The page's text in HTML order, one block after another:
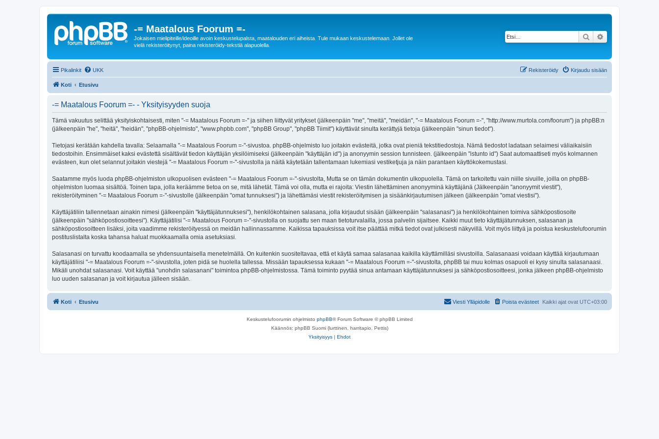
-= Maatalous Foorum =-
Jokaisen mielipiteille/ideoille avoin keskustelupalsta, maatalouden eri aiheista. Tule mukaan keskustelemaan. Jollet ole
vielä rekisteröitynyt, paina rekisteröidy-tekstiä alapuolella.
Etsi
Pikalinkit UKK Kirjaudu sisään
Rekisteröidy
Koti Etusivu
-= Maatalous Foorum =- - Yksityisyyden suoja
Tämä vakuutus selittää yksityiskohtaisesti, miten "-= Maatalous Foorum =-" ja siihen liittyvät yritykset (jälkeenpäin "me", "meitä", "meidän", "-= Maatalous Foorum =-", "http://www.murtola.com/foorum") ja phpBB:n
(jälkeenpäin "he", "heitä", "heidän", "phpBB-ohjelmisto", "www.phpbb.com", "phpBB Group", "phpBB Tiimit") käyttävät sinulta kerättyjä tietoja (jälkeenpäin "sinun tiedot").
Tietojasi kerätään kahdella tavalla: Selaamalla "-= Maatalous Foorum =-"-sivustoa. phpBB-ohjelmisto luo joitakin evästeitä, jotka ovat pieniä tekstitiedostoja. Nämä tiedostot ladataan selaimesi väliaikaisiin
tiedostoihin. Ensimmäiset kaksi evästettä sisältävät tiedon käyttäjän yksilöimiseksi (jälkeenpäin "käyttäjän id") ja anonyymin session tunnisteen. (jälkeenpäin "istunto id") Saat automaattiseti myös kolmannen
evästeen, kun olet selannut joitakin viestejä "-= Maatalous Foorum =-"-sivustolla ja näitä käytetään tallentamaan lukemiasi vestiketjuja ja näin parantaen käyttökokemustasi.
Saatamme myös luoda phpBB-ohjelmiston ulkopuolisen evästeen "-= Maatalous Foorum =-"-sivustolta, Mutta se on tämän dokumentin ulkopuolella. Tämä on tarkoitettu vain niille sivuille, joilla on phpBB-
ohjelmiston luomaa sisältöä. Toinen tapa, jolla keräämme tietoa on se, mitä lähetät. Tämä voi olla, mutta ei rajoita: Viestin lähettäminen anonyyminä käyttäjänä (Jälkeenpäin "anonyymit viestit"),
rekisteröityminen "-= Maatalous Foorum =-"-sivustolle (jälkeenpäin "omat tunnuksesi") ja lähettämäsi viestit rekisteröitymisen ja sisäänkirjautumisen jälkeen (jälkeenpäin "omat viestisi").
Käyttäjätiliin tallennetaan ainakin nimesi (jälkeenpäin "käyttäjätunnuksesi"), henkilökohtainen salasana, jolla kirjaudut sisään (jälkeenpäin "salasanasi") ja henkilökohtainen toimiva sähköpostiosoite
(jälkeenpäin "sähköpostiosoitteesi"). Käyttäjätilisi "-= Maatalous Foorum =-"-sivustolla on suojattu sen maan tietoturvalailla, jossa palvelin sijaitsee. Kaikki muut tieto käyttäjätunnuksen, salasanan ja
sähköpostiosoitteen lisäksi, joita vaadimme rekisteröityessä on meidän hallinnassamme. Kaikissa tapauksissa voit itse päättää mitkä tiedot ovat julkisesti näkyvillä. Voit myös liittyä ja poistua keskustelufoorumin
postituslistalta koska tahansa haluat muokkaamalla omia asetuksiasi.
Salasanasi on turvattu koodaamalla se yhdensuuntaisella menetelmällä. On kuitenkin suositeltavaa, että et käytä samaa salasanaa kaikilla käyttämilläsi sivustoilla. Salasanaasi voidaan käyttää kirjautumaan
käyttäjätiliisi "-= Maatalous Foorum =-"-sivustolla, joten pidä se huolella tallessa. Missään tapauksessa kukaan "-= Maatalous Foorum =-"-sivustolta, phpBB tai muu kolmas osapuoli ei kysy sinulta salasanaasi.
Mikäli unohdat salasanasi. Voit käyttää "unohdin salasanani" toimintoa phpBB-ohjelmistossa. Tämä toiminto pyytää sinua antamaan käyttäjätunnuksesi ja sähköpostiosoitteesi, jonka jälkeen phpBB-ohjelmisto
luo uuden salasanan ja voit kirjautua jälleen sisään.
Koti Etusivu Kaikki ajat ovat UTC+03:00
Poista evästeet
Viesti Ylläpidolle
Keskustelufoorumin ohjelmisto phpBB® Forum Software © phpBB Limited
Käännös: phpBB Suomi (lurttinen, harritapio, Pettis)
Yksityisyys | Ehdot